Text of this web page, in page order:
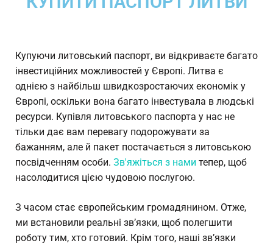
Купуючи литовський паспорт, ви відкриваєте багато
інвестиційних можливостей у Європі. Литва є
однією з найбільш швидкозростаючих економік у
Європі, оскільки вона багато інвестувала в людські
ресурси. Купівля литовського паспорта у нас не
тільки дає вам перевагу подорожувати за
бажанням, але й пакет постачається з литовською
посвідченням особи. Зв'яжіться з нами тепер, щоб
насолодитися цією чудовою послугою.
З часом стає європейським громадянином. Отже,
ми встановили реальні зв’язки, щоб полегшити
роботу тим, хто готовий. Крім того, наші зв’язки